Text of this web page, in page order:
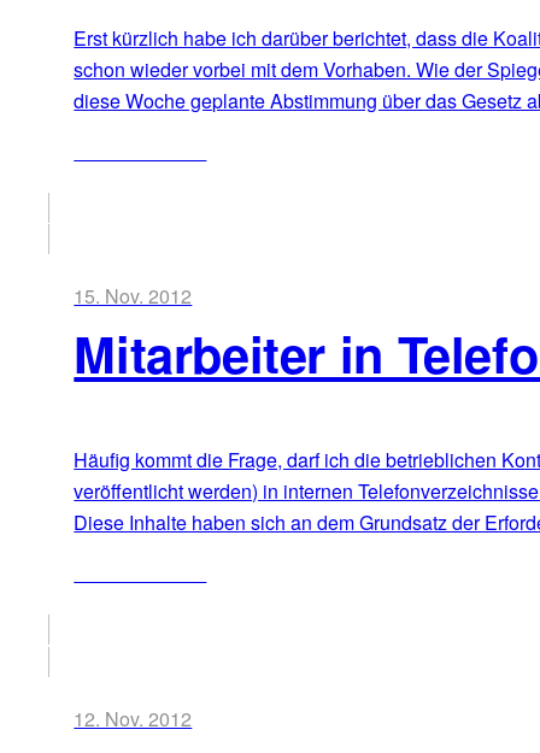
Erst kürzlich habe ich darüber berichtet, dass die
schon wieder vorbei mit dem Vorhaben. Wie der
diese Woche geplante Abstimmung über das Gesetz
15. Nov. 2012
Mitarbeiter in
Häufig kommt die Frage, darf ich die betrieblichen
veröffentlicht werden) in internen
Diese Inhalte haben sich an dem Grundsatz der
12. Nov. 2012